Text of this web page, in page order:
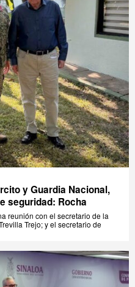
y Guardia Nacional,
seguridad: Rocha
reunión con el secretario de la
Trejo; y el secretario de